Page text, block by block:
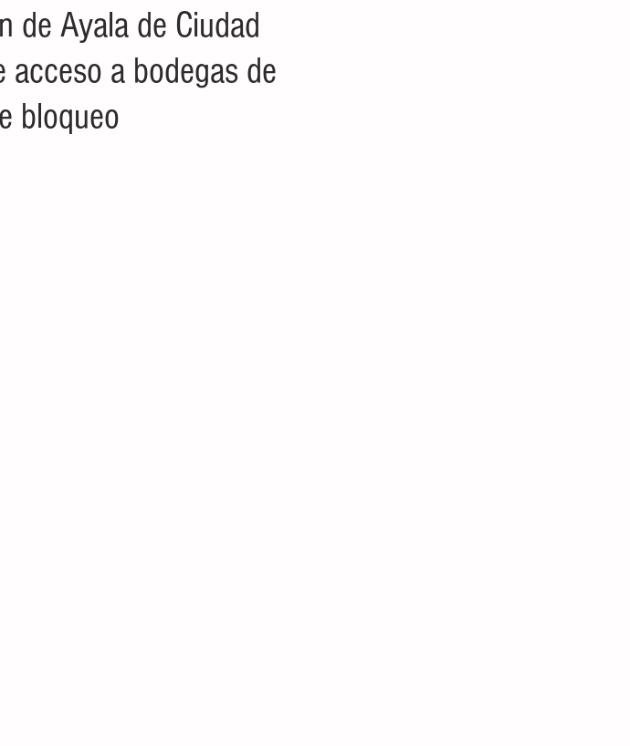
de Ayala de Ciudad
acceso a bodegas de
bloqueo